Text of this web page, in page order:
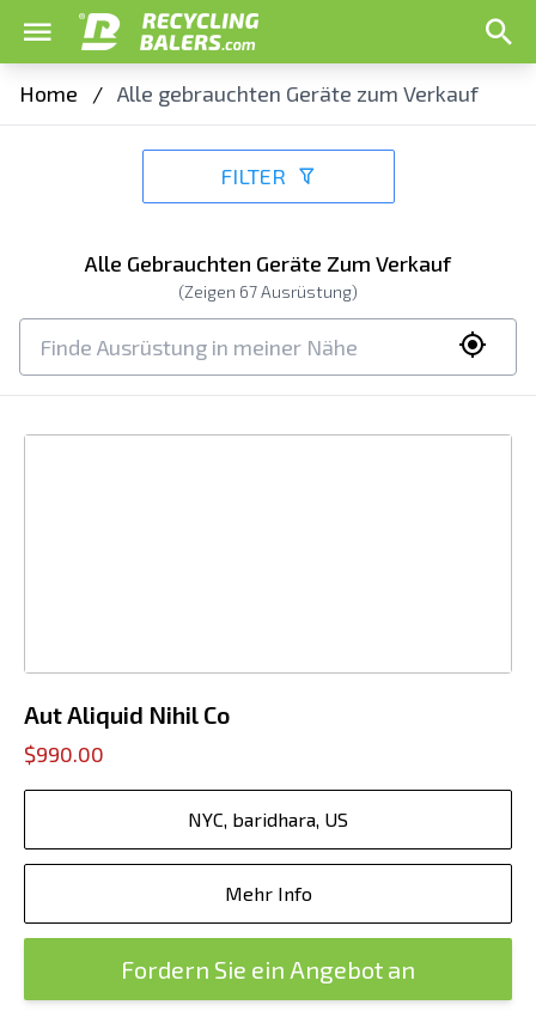
Home / Alle gebrauchten Geräte zum Verkauf
FILTER
Alle Gebrauchten Geräte Zum Verkauf
(Zeigen 67Ausrüstung)
Aut Aliquid Nihil Co
$990.00
NYC, baridhara, US
Mehr Info
Fordern Sie ein Angebot an